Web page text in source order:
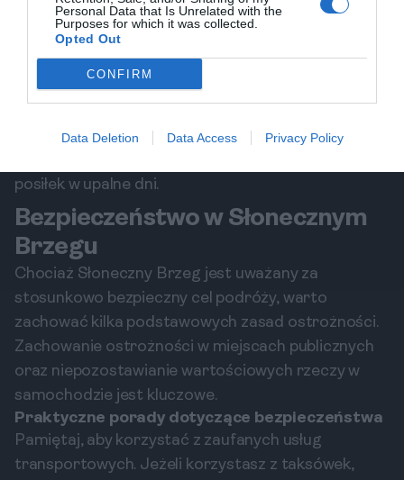
Personal Data that Is Unrelated with the
Purposes for which it was collected.
Opted Out
CONFIRM
Data Deletion Data Access Privacy Policy
owocami morza czy zupa rybna.
2. Masywna selgoda
Bułgaria to także raj dla miłośników warzyw.
Masywna selgoda to tradycyjne danie, które
mieszanka najświeższych składników, takich jak
posiłek w upalne dni.
Bezpieczeństwo w Słonecznym
Brzegu
Chociaż Słoneczny Brzeg jest uważany za
stosunkowo bezpieczny cel podróży, warto
zachować kilka podstawowych zasad ostrożności.
Zachowanie ostrożności w miejscach publicznych
oraz niepozostawianie wartościowych rzeczy w
samochodzie jest kluczowe.
Praktyczne porady dotyczące bezpieczeństwa
Pamiętaj, aby korzystać z zaufanych usług
transportowych. Jeżeli korzystasz z taksówek,